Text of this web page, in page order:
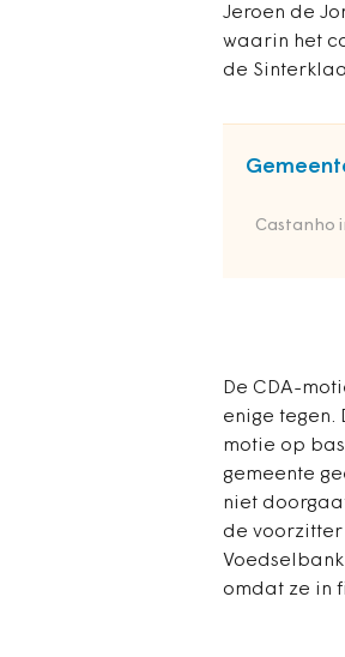
Jeroen de
waarin het
de
Castanho
De CDA-
enige tegen.
motie op
gemeente
niet
de
omdat ze in